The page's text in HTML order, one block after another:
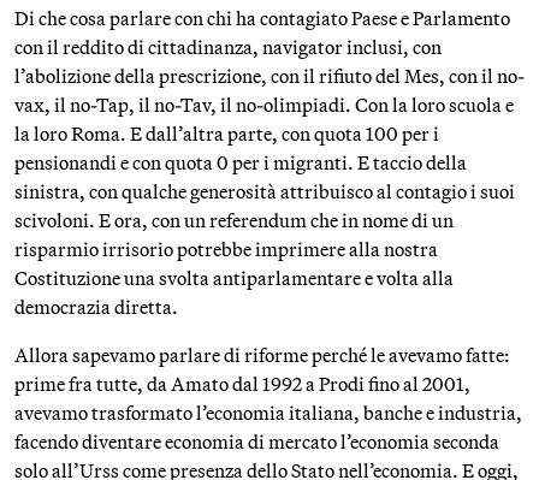
Di che cosa parlare con chi ha contagiato Paese e Parlamento
con il reddito di cittadinanza, navigator inclusi, con
l’abolizione della prescrizione, con il rifiuto del Mes, con il no-
vax, il no-Tap, il no-Tav, il no-olimpiadi. Con la loro scuola e
la loro Roma. E dall’altra parte, con quota 100 per i
pensionandi e con quota 0 per i migranti. E taccio della
sinistra, con qualche generosità attribuisco al contagio i suoi
scivoloni. E ora, con un referendum che in nome di un
risparmio irrisorio potrebbe imprimere alla nostra
Costituzione una svolta antiparlamentare e volta alla
democrazia diretta.
Allora sapevamo parlare di riforme perché le avevamo fatte:
prime fra tutte, da Amato dal 1992 a Prodi fino al 2001,
avevamo trasformato l’economia italiana, banche e industria,
facendo diventare economia di mercato l’economia seconda
solo all’Urss come presenza dello Stato nell’economia. E oggi,